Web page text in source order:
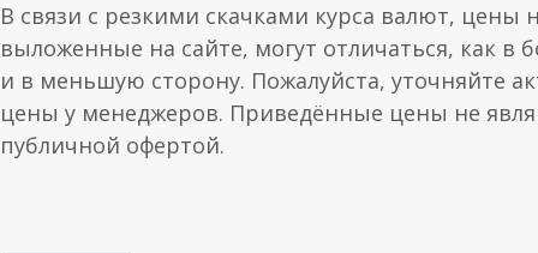
В связи с резкими скачками курса валют, цены
выложенные на сайте, могут отличаться, как в
и в меньшую сторону. Пожалуйста, уточняйте
цены у менеджеров. Приведённые цены не
публичной офертой.